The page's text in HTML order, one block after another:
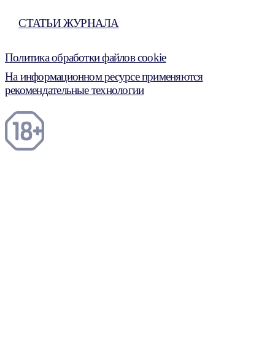
СТАТЬИ ЖУРНАЛА
Политика обработки файлов cookie
На информационном ресурсе применяются
рекомендательные технологии